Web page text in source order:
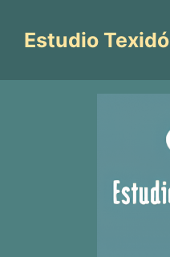
contenido
Estudio Texidó